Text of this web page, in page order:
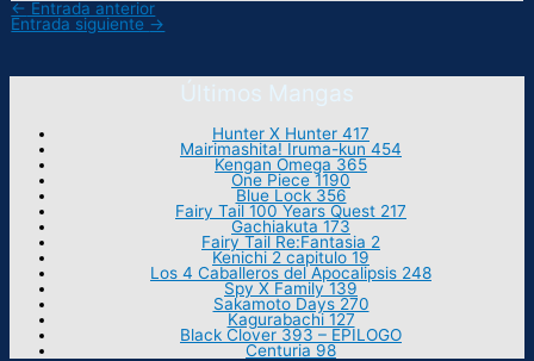
← Entrada anterior
Entrada siguiente →
Últimos Mangas
Hunter X Hunter 417
Mairimashita! Iruma-kun 454
Kengan Omega 365
One Piece 1190
Blue Lock 356
Fairy Tail 100 Years Quest 217
Gachiakuta 173
Fairy Tail Re:Fantasia 2
Kenichi 2 capitulo 19
Los 4 Caballeros del Apocalipsis 248
Spy X Family 139
Sakamoto Days 270
Kagurabachi 127
Black Clover 393 – EPILOGO
Centuria 98